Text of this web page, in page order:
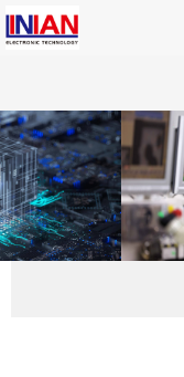
首页 ꄲ Z-COMM ꄲ